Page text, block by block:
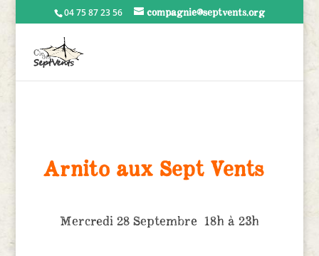
04 75 87 23 56 compagnie@septvents.org
Arnito aux Sept Vents
Mercredi 28 Septembre 18h à 23h